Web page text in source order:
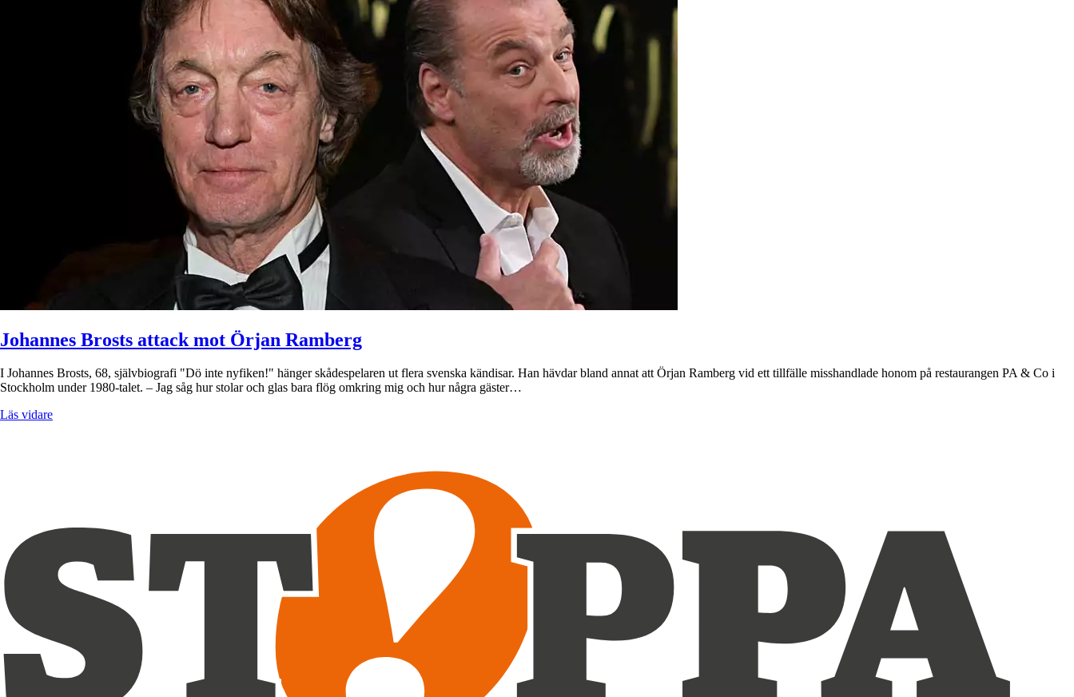
Johannes Brosts attack mot Örjan Ramberg
I Johannes Brosts, 68, självbiografi "Dö inte nyfiken!" hänger skådespelaren ut flera svenska kändisar. Han hävdar bland annat att Örjan Ramberg vid ett tillfälle misshandlade honom på restaurangen PA & Co i
Stockholm under 1980-talet. – Jag såg hur stolar och glas bara flög omkring mig och hur några gäster…
Läs vidare